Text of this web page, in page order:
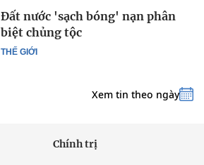
THẾ GIỚI
Đất nước 'sạch bóng' nạn phân
biệt chủng tộc
Xem tin theo ngày
Chính trị